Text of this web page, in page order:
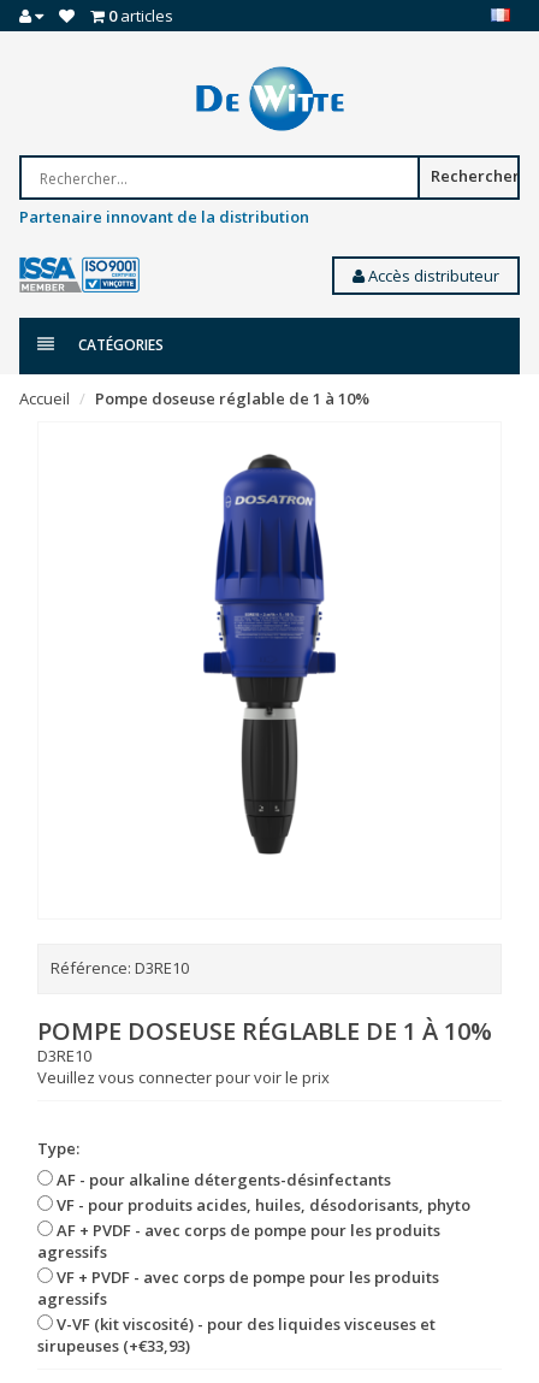
0articles
Rechercher
Partenaire innovant de la distribution
Accès distributeur
CATÉGORIES
Accueil Pompe doseuse réglable de 1 à 10%
Référence: D3RE10
POMPE DOSEUSE RÉGLABLE DE 1 À 10%
D3RE10
Veuillez vous connecter pour voir le prix
Type:
AF - pour alkaline détergents-désinfectants
VF - pour produits acides, huiles, désodorisants, phyto
AF + PVDF - avec corps de pompe pour les produits
agressifs
VF + PVDF - avec corps de pompe pour les produits
agressifs
V-VF (kit viscosité) - pour des liquides visceuses et
sirupeuses (+€33,93)